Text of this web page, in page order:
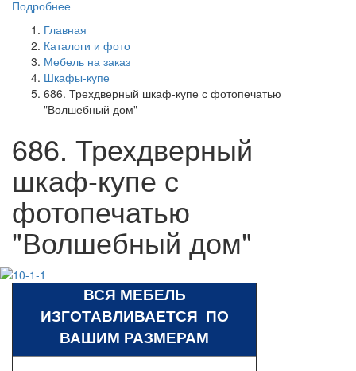
Подробнее
Главная
Каталоги и фото
Мебель на заказ
Шкафы-купе
686. Трехдверный шкаф-купе с фотопечатью
"Волшебный дом"
686. Трехдверный
шкаф-купе с
фотопечатью
"Волшебный дом"
ВСЯ МЕБЕЛЬ
ИЗГОТАВЛИВАЕТСЯ ПО
ВАШИМ РАЗМЕРАМ